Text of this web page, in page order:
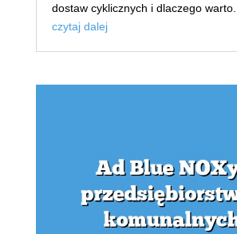
dostaw cyklicznych i dlaczego warto...
czytaj dalej